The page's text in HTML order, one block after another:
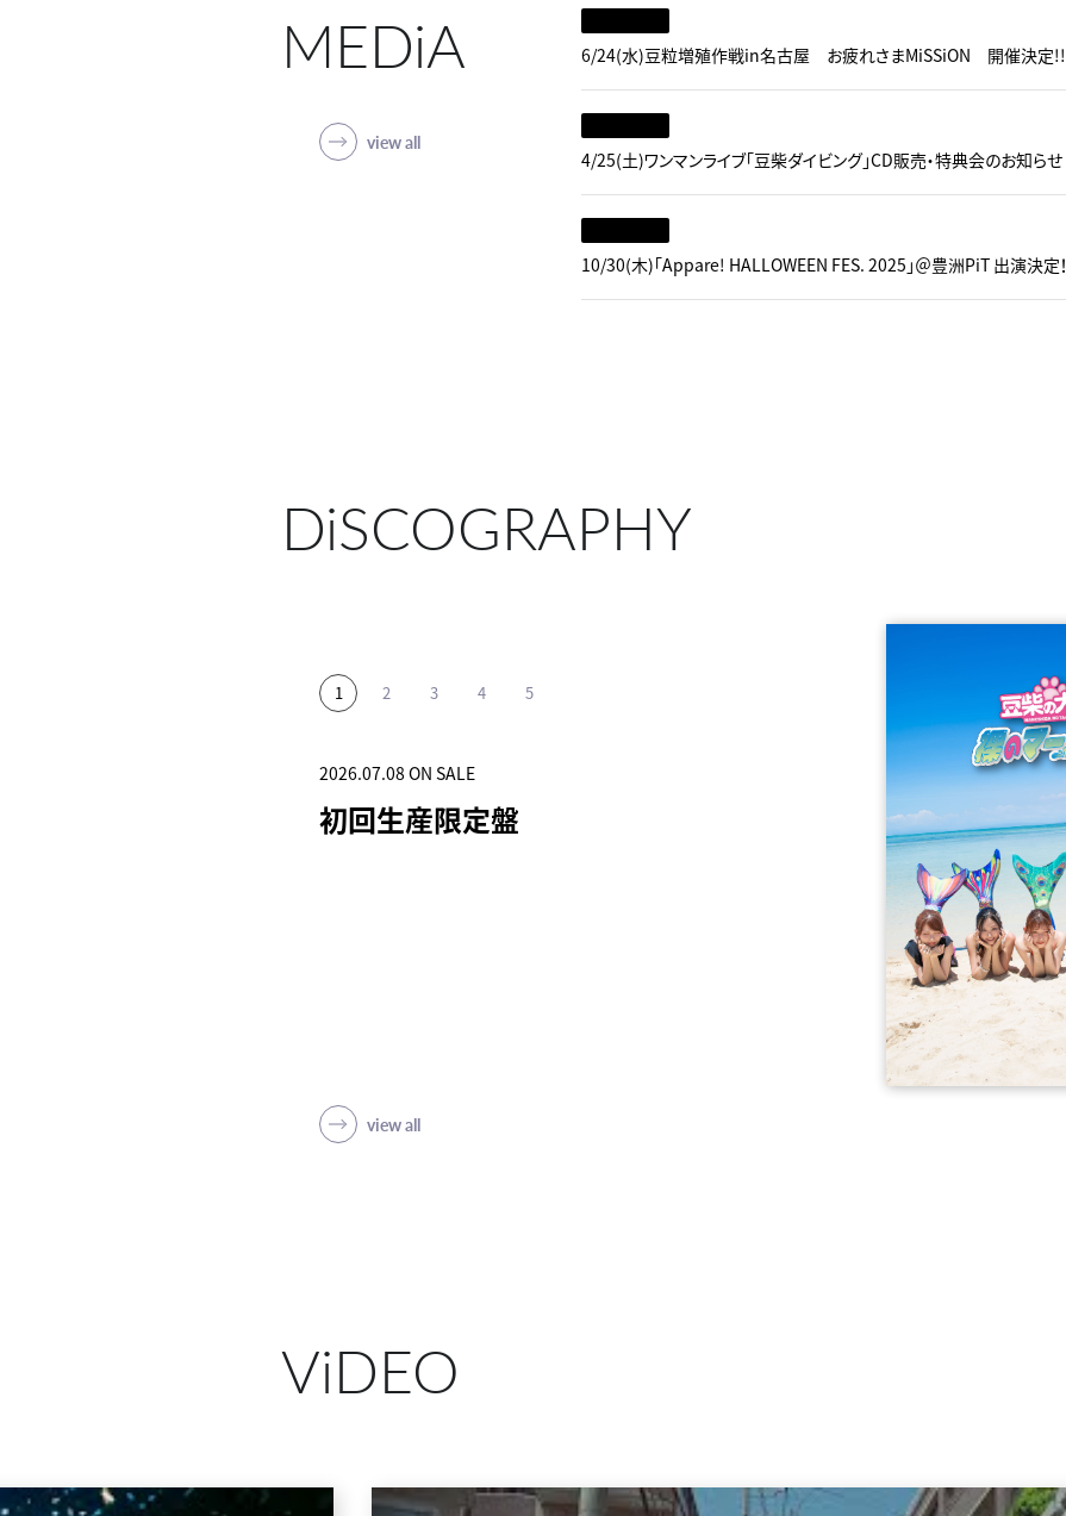
MEDiA
view all
6/24(水)豆粒増殖作戦in名古屋 お疲れさまMiSSiON 開催決定!!
4/25(土)ワンマンライブ「豆柴ダイビング」CD販売・特典会のお知らせ
10/30(木)「Appare! HALLOWEEN FES. 2025」＠豊洲PiT 出演決定！
DiSCOGRAPHY
2026.07.08 ON SALE
初回生産限定盤
2025.11.12 ON SALE
初回生産限定盤
2025.06.04 ON SALE
初回生産限定盤
2024.12.25 ON SALE
突破
2024.04.03 ON SALE
初回生産限定盤(1CD＋5Blu-ray＋P
view all
ViDEO